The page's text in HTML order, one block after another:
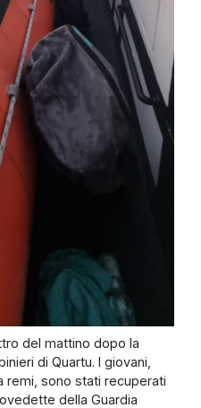
del mattino dopo la
di Quartu. I giovani,
remi, sono stati recuperati
della Guardia